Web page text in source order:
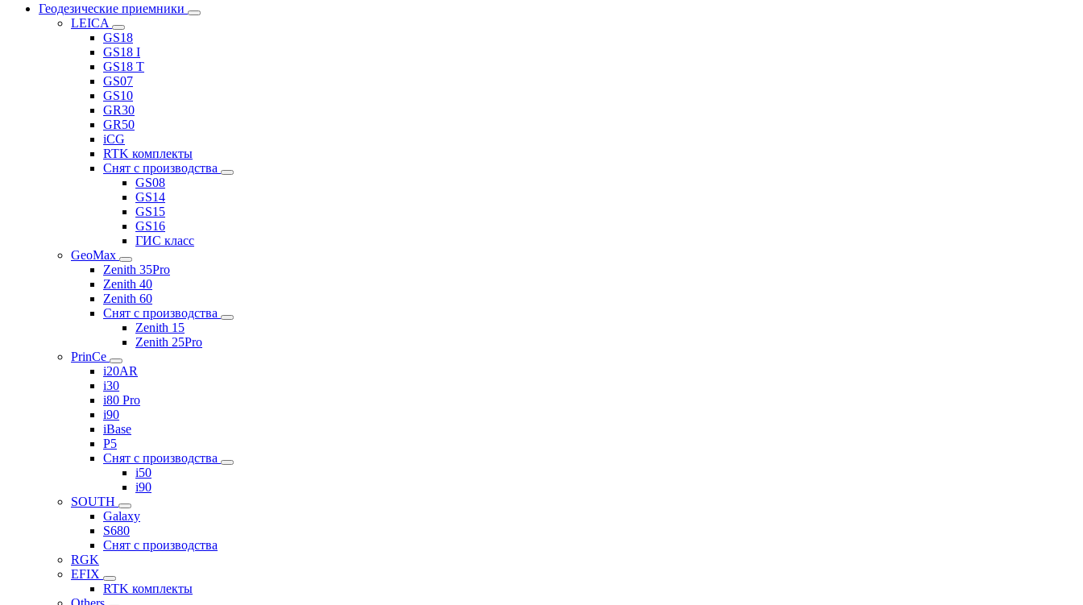
Геодезические приемники
LEICA
GS18
GS18 I
GS18 T
GS07
GS10
GR30
GR50
iCG
RTK комплекты
Снят с производства
GS08
GS14
GS15
GS16
ГИС класс
GeoMax
Zenith 35Pro
Zenith 40
Zenith 60
Снят с производства
Zenith 15
Zenith 25Pro
PrinCe
i20AR
i30
i80 Pro
i90
iBase
P5
Снят с производства
i50
i90
SOUTH
Galaxy
S680
Снят с производства
RGK
EFIX
RTK комплекты